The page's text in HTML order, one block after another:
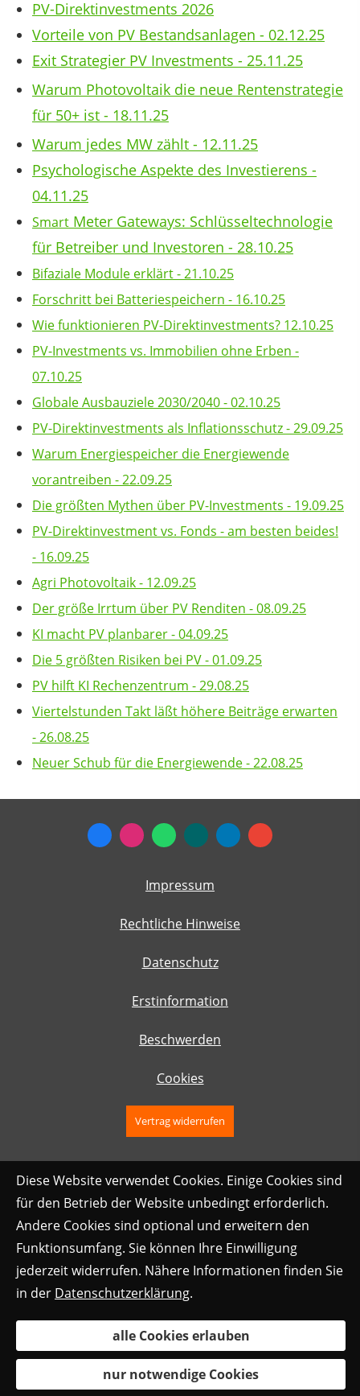
PV-Direktinvestments 2026
Vorteile von PV Bestandsanlagen - 02.12.25
Exit Strategier PV Investments - 25.11.25
Warum Photovoltaik die neue Rentenstrategie
für 50+ ist - 18.11.25
Warum jedes MW zählt - 12.11.25
Psychologische Aspekte des Investierens -
04.11.25
Smart Meter Gateways: Schlüsseltechnologie
für Betreiber und Investoren - 28.10.25
Bifaziale Module erklärt - 21.10.25
Forschritt bei Batteriespeichern - 16.10.25
Wie funktionieren PV-Direktinvestments? 12.10.25
PV-Investments vs. Immobilien ohne Erben -
07.10.25
Globale Ausbauziele 2030/2040 - 02.10.25
PV-Direktinvestments als Inflationsschutz - 29.09.25
Warum Energiespeicher die Energiewende
vorantreiben - 22.09.25
Die größten Mythen über PV-Investments - 19.09.25
PV-Direktinvestment vs. Fonds - am besten beides!
- 16.09.25
Agri Photovoltaik - 12.09.25
Der größe Irrtum über PV Renditen - 08.09.25
KI macht PV planbarer - 04.09.25
Die 5 größten Risiken bei PV - 01.09.25
PV hilft KI Rechenzentrum - 29.08.25
Viertelstunden Takt läßt höhere Beiträge erwarten
- 26.08.25
Neuer Schub für die Energiewende - 22.08.25
Impressum
Rechtliche Hinweise
Datenschutz
Erstinformation
Beschwerden
Cookies
Vertrag widerrufen
Diese Website verwendet Cookies. Einige Cookies sind
für den Betrieb der Website unbedingt erforderlich.
Andere Cookies sind optional und erweitern den
Funktionsumfang. Sie können Ihre Einwilligung
jederzeit widerrufen. Nähere Informationen finden Sie
in der Datenschutzerklärung.
alle Cookies erlauben
nur notwendige Cookies